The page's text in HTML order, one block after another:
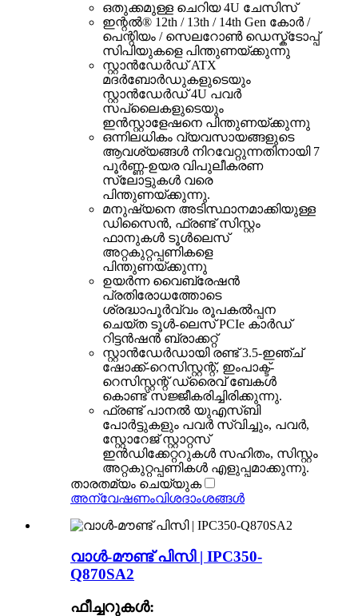
ഒതുക്കമുള്ള ചെറിയ 4U ചേസിസ്
ഇന്റൽ® 12th / 13th / 14th Gen കോർ /
പെന്റിയം / സെലറോൺ ഡെസ്ക്ടോപ്പ്
സിപിയുകളെ പിന്തുണയ്ക്കുന്നു
സ്റ്റാൻഡേർഡ് ATX
മദർബോർഡുകളുടെയും
സ്റ്റാൻഡേർഡ് 4U പവർ
സപ്ലൈകളുടെയും
ഇൻസ്റ്റാളേഷനെ പിന്തുണയ്ക്കുന്നു
ഒന്നിലധികം വ്യവസായങ്ങളുടെ
ആവശ്യങ്ങൾ നിറവേറ്റുന്നതിനായി 7
പൂർണ്ണ-ഉയര വിപുലീകരണ
സ്ലോട്ടുകൾ വരെ
പിന്തുണയ്ക്കുന്നു.
മനുഷ്യനെ അടിസ്ഥാനമാക്കിയുള്ള
ഡിസൈൻ, ഫ്രണ്ട് സിസ്റ്റം
ഫാനുകൾ ടൂൾലെസ്
അറ്റകുറ്റപ്പണികളെ
പിന്തുണയ്ക്കുന്നു
ഉയർന്ന വൈബ്രേഷൻ
പ്രതിരോധത്തോടെ
ശ്രദ്ധാപൂർവ്വം രൂപകൽപ്പന
ചെയ്ത ടൂൾ-ലെസ് PCIe കാർഡ്
റിട്ടൻഷൻ ബ്രാക്കറ്റ്
സ്റ്റാൻഡേർഡായി രണ്ട് 3.5-ഇഞ്ച്
ഷോക്ക്-റെസിസ്റ്റന്റ്, ഇംപാക്ട്-
റെസിസ്റ്റന്റ് ഡ്രൈവ് ബേകൾ
കൊണ്ട് സജ്ജീകരിച്ചിരിക്കുന്നു.
ഫ്രണ്ട് പാനൽ യുഎസ്ബി
പോർട്ടുകളും പവർ സ്വിച്ചും, പവർ,
സ്റ്റോറേജ് സ്റ്റാറ്റസ്
ഇൻഡിക്കേറ്ററുകൾ സഹിതം, സിസ്റ്റം
അറ്റകുറ്റപ്പണികൾ എളുപ്പമാക്കുന്നു.
താരതമ്യം ചെയ്യുക
അന്വേഷണംവിശദാംശങ്ങൾ
വാൾ-മൗണ്ട് പിസി | IPC350-
Q870SA2
ഫീച്ചറുകൾ: